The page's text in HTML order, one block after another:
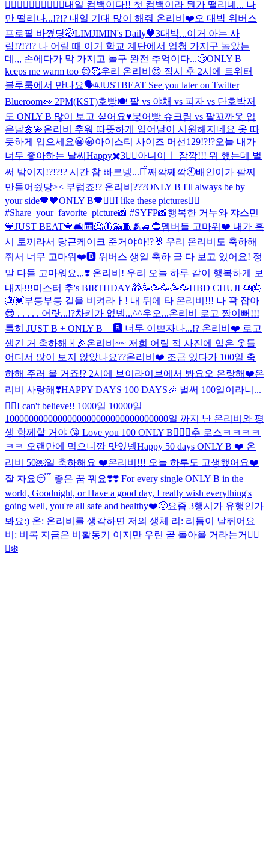
❤️‍🔥❤️‍🔥❤️‍🔥❤️‍🔥❤️‍🔥내일 컴백이다!! 첫 컴백이라 뭔가 떨리네... 나
만 떨리나...!?!? 내일 기대 많이 해줘 온리비❤️오 대박 위버스
프로필 바꼈당🤭LIMJIMIN's Daily🖤3대박...이거 아는 사
람!?!?!? 나 어릴 때 이거 학교 계단에서 엄청 가지구 놀았는
데,,, 손에다가 막 가지고 놀구 완전 추억이다...🥲ONLY B
keeps me warm too 😌🥰우리 온리비😍 잠시 후 2시에 트위터
블루룸에서 만나요🗣#JUSTBEAT See you later on Twitter
Blueroom👀 2PM(KST)호빵🍽 팥 vs 야채 vs 피자 vs 단호박저
도 ONLY B 많이 보고 싶어요♥️붕어빵 슈크림 vs 팥꼬까옷 입
은날🌼💫온리비 추워 따뜻하게 입어 날이 시원해지네요 옷 따
듯하게 입으세요😀😀아이스티 사이즈 머선129!?!?오늘 내가
너무 좋아하는 날씨 Happy✖️3❤️‍🔥아니이ㅣ 잠깜!!! 뭐 했는데 벌
써 밤이지!?!?!? 시간 참 빠르넹...ㅠ̑̈ 째깍째깍🕙배인이가 팔찌
만들어줬당>< 부럽죠!? 온리비???ONLY B I'll always be by
your side🖤🖤ONLY B🖤 ❤️‍🔥I like these pictures❤️‍🔥
#Share_your_favorite_picture📸 #SYFP📸행복한 거누와 쟈스민
💙JUST BEAT💙🛋🛗🥶🦋🐳🧵🫂🚙🔵멤버들 고마워❤️ 내가 혹
시 토끼라서 당근케이크 준거야아!?🐰 우리 온리비도 축하해
줘서 너무 고마워❤️🅱️ 위버스 생일 축하 글 다 보고 있어요! 정
말 다들 고마워요,,,❣️ 온리비! 우리 오늘 하루 같이 행복하게 보
내자!!!미스터 추's BIRTHDAY🎁🥳🥳🥳🥳🥳HBD CHUJI 🎂🎂
🎂💓부릉부릉 길을 비켜라ㅏ! 내 뒤에 타 온리비!!! 나 꽉 잡아
😎 . . . . . 어랏...!?차키가 없넹...^^우오...온리비 로고 짱이뻐!!!
특히 JUST B + ONLY B = 🅱️ 너무 이쁘자나...!? 온리비❤️ 로고
생긴 거 축하해ㅐ🎉온리비~~ 저희 어릴 적 사진에 입은 옷들
어디서 많이 보지 않았나요??온리비❤️ 조금 있다가 100일 축
하해 주러 올 거죠!? 2시에 브이라이브에서 봐요오 온랑해❤️온
리비 사랑해❣️HAPPY DAYS 100 DAYS🎉 벌써 100일이라니...
❤️‍🔥I can't believe!! 1000일 10000일
1000000000000000000000000000000000일 까지 난 온리비와 평
생 함께할 거야 😘 Love you 100 ONLY B❤️‍🔥💯추 로스ㅋㅋㅋㅋ
ㅋㅋ 오랜만에 먹으니깡 맛있넹Happy 50 days ONLY B ❤️ 온
리비 50￼일 축하해요 ❤️온리비!!! 오늘 하루도 고생했어요❤️
잘 자요😴 좋은 꿈 꿔요❣️❣️ For every single ONLY B in the
world, Goodnight, or Have a good day, I really wish everything's
going well, you're all safe and healthy❤️🙂요즘 3행시가 유행인가
봐요:) 온: 온리비를 생각하면 저의 생체 리: 리듬이 날뛰어요
비: 비록 지금은 비활동기 이지만 우린 곧 돌아올 거라는거❤️‍🔥
🐻‍❄️